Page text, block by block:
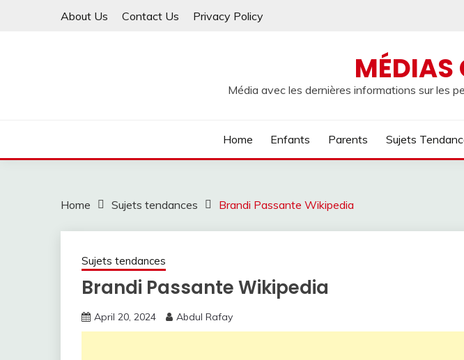
About Us Contact Us Privacy Policy
MÉDIAS
Média avec les dernières informations sur les
Home Enfants Parents Sujets
Home Sujets tendances Brandi Passante Wikipedia
Sujets tendances
Brandi Passante Wikipedia
April 20, 2024 Abdul Rafay